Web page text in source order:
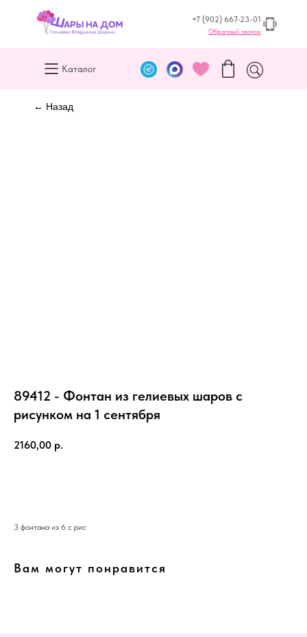
+7 (902) 667-23-01
Обратный звонок
Каталог
← Назад
89412 - Фонтан из гелиевых шаров с
рисунком на 1 сентября
2160,00 р.
3 фонтана из 6 с рис
Вам могут понравится